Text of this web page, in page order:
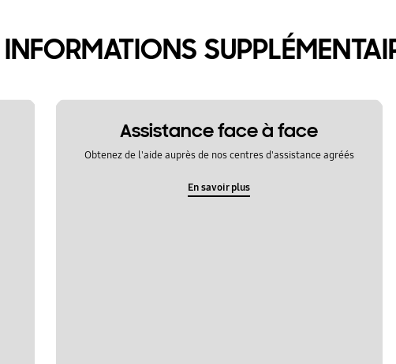
INFORMATIONS
Assistance face à face
Obtenez de l'aide auprès de nos centres d'assistance agréés
En savoir plus